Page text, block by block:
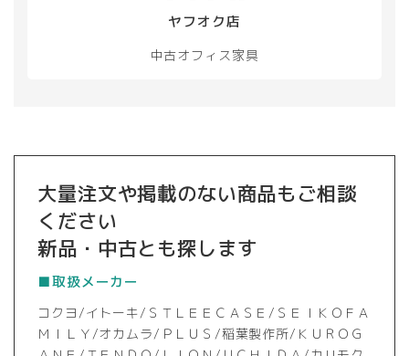
ヤフオク店
中古オフィス家具
大量注文や掲載のない商品もご相談
ください
新品・中古とも探します
■取扱メーカー
コクヨ/イトーキ/ＳＴＬＥＥＣＡＳＥ/ＳＥＩＫＯＦＡ
ＭＩＬＹ/オカムラ/ＰＬＵＳ/稲葉製作所/ＫＵＲＯＧ